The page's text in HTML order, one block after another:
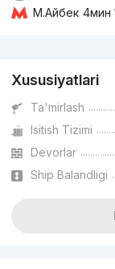
М.Айбек 4мин
Xususiyatlari
Ta'mirlash
Isitish Tizimi
Devorlar
Ship Balandligi